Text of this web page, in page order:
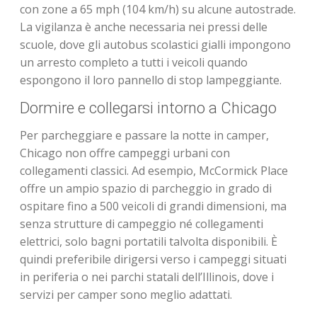
con zone a 65 mph (104 km/h) su alcune autostrade.
La vigilanza è anche necessaria nei pressi delle
scuole, dove gli autobus scolastici gialli impongono
un arresto completo a tutti i veicoli quando
espongono il loro pannello di stop lampeggiante.
Dormire e collegarsi intorno a Chicago
Per parcheggiare e passare la notte in camper,
Chicago non offre campeggi urbani con
collegamenti classici. Ad esempio, McCormick Place
offre un ampio spazio di parcheggio in grado di
ospitare fino a 500 veicoli di grandi dimensioni, ma
senza strutture di campeggio né collegamenti
elettrici, solo bagni portatili talvolta disponibili. È
quindi preferibile dirigersi verso i campeggi situati
in periferia o nei parchi statali dell’Illinois, dove i
servizi per camper sono meglio adattati.